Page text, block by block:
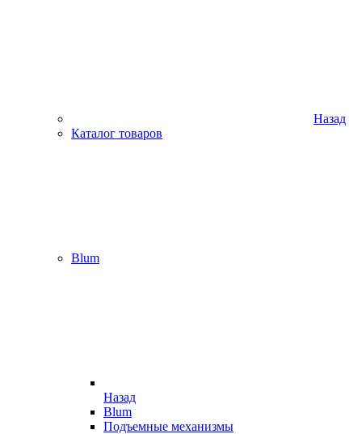
Назад
Каталог товаров
Blum
Назад
Blum
Подъемные механизмы